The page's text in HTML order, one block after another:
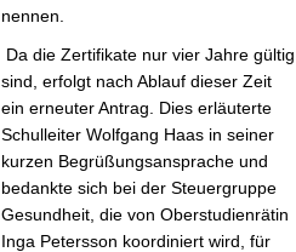
nennen.
Da die Zertifikate nur vier Jahre gültig
sind, erfolgt nach Ablauf dieser Zeit
ein erneuter Antrag. Dies erläuterte
Schulleiter Wolfgang Haas in seiner
kurzen Begrüßungsansprache und
bedankte sich bei der Steuergruppe
Gesundheit, die von Oberstudienrätin
Inga Petersson koordiniert wird, für